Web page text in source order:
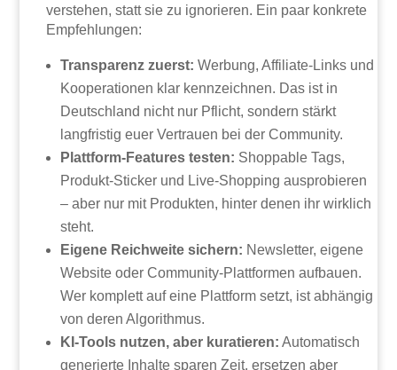
verstehen, statt sie zu ignorieren. Ein paar konkrete
Empfehlungen:
Transparenz zuerst: Werbung, Affiliate-Links und
Kooperationen klar kennzeichnen. Das ist in
Deutschland nicht nur Pflicht, sondern stärkt
langfristig euer Vertrauen bei der Community.
Plattform-Features testen: Shoppable Tags,
Produkt-Sticker und Live-Shopping ausprobieren
– aber nur mit Produkten, hinter denen ihr wirklich
steht.
Eigene Reichweite sichern: Newsletter, eigene
Website oder Community-Plattformen aufbauen.
Wer komplett auf eine Plattform setzt, ist abhängig
von deren Algorithmus.
KI-Tools nutzen, aber kuratieren: Automatisch
generierte Inhalte sparen Zeit, ersetzen aber